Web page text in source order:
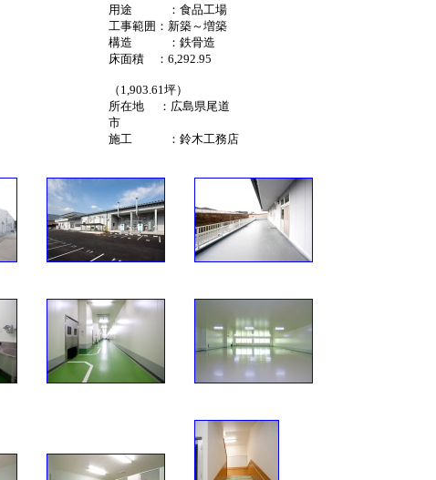
用途 ：食品工場
工事範囲：新築～増築
構造 ：鉄骨造
床面積 ：6,292.95
（1,903.61坪）
所在地 ：広島県尾道
市
施工 ：鈴木工務店